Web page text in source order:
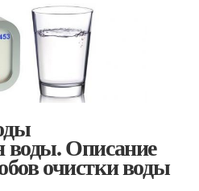
воды. Описание
очистки воды